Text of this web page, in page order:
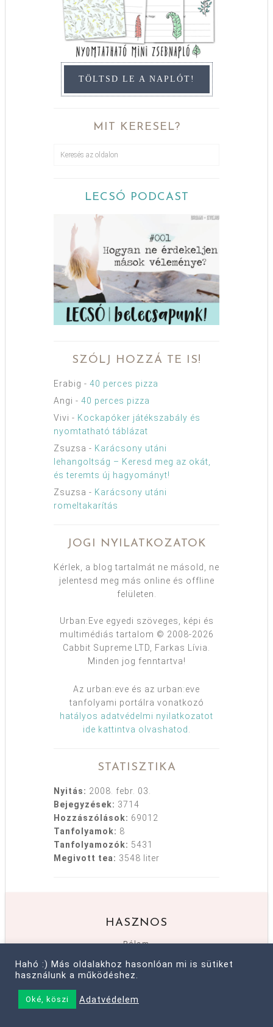
TÖLTSD LE A NAPLÓT!
MIT KERESEL?
LECSÓ PODCAST
SZÓLJ HOZZÁ TE IS!
Erabig - 40 perces pizza
Angi - 40 perces pizza
Vivi - Kockapóker játékszabály és
nyomtatható táblázat
Zsuzsa - Karácsony utáni
lehangoltság – Keresd meg az okát,
és teremts új hagyományt!
Zsuzsa - Karácsony utáni
romeltakarítás
JOGI NYILATKOZATOK
Kérlek, a blog tartalmát ne másold, ne
jelentesd meg más online és offline
felületen.
Urban:Eve egyedi szöveges, képi és
multimédiás tartalom © 2008-2026
Cabbit Supreme LTD, Farkas Lívia.
Minden jog fenntartva!
Az urban:eve és az urban:eve
tanfolyami portálra vonatkozó
hatályos adatvédelmi nyilatkozatot
ide kattintva olvashatod
STATISZTIKA
Nyitás: 2008. febr. 03.
Bejegyzések: 3714
Hozzászólások: 69012
Tanfolyamok: 8
Tanfolyamozók: 5431
Megivott tea: 3548 liter
HASZNOS
Rólam
Kapcsolat
Médiaajánlat
Gy. I. K.
Hahó :) Más oldalakhoz hasonlóan mi is sütiket
használunk a működéshez.
Oké, köszi Adatvédelem